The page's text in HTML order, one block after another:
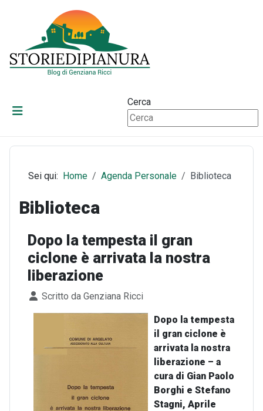
Cerca
Sei qui: Home Agenda Personale Biblioteca
Biblioteca
Dopo la tempesta il gran
ciclone è arrivata la nostra
liberazione
Dettagli
Scritto da Genziana Ricci
Dopo la tempesta
il gran ciclone è
arrivata la nostra
liberazione – a
cura di Gian Paolo
Borghi e Stefano
Stagni, Aprile